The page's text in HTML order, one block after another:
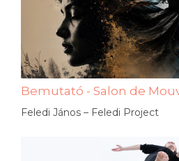
Bemutató - Salon de
Feledi János – Feledi Project